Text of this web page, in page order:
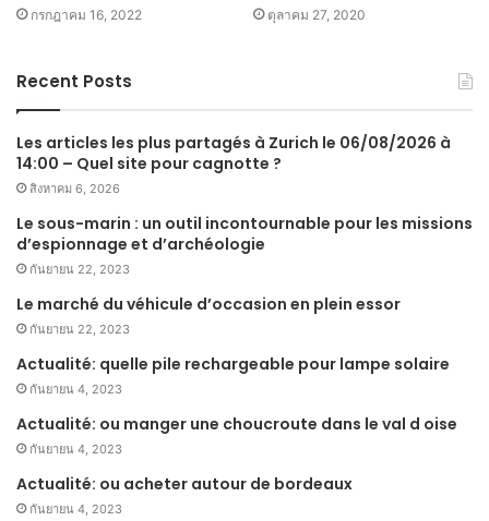
กรกฎาคม 16, 2022 ตุลาคม 27, 2020
Recent Posts
Les articles les plus partagés à Zurich le 06/08/2026 à
14:00 – Quel site pour cagnotte ?
สิงหาคม 6, 2026
Le sous-marin : un outil incontournable pour les missions
d’espionnage et d’archéologie
กันยายน 22, 2023
Le marché du véhicule d’occasion en plein essor
กันยายน 22, 2023
Actualité: quelle pile rechargeable pour lampe solaire
กันยายน 4, 2023
Actualité: ou manger une choucroute dans le val d oise
กันยายน 4, 2023
Actualité: ou acheter autour de bordeaux
กันยายน 4, 2023